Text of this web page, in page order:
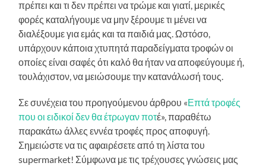
πρέπει και τι δεν πρέπει να τρώμε και γιατί, μερικές
φορές καταλήγουμε να μην ξέρουμε τι μένει να
διαλέξουμε για εμάς και τα παιδιά μας. Ωστόσο,
υπάρχουν κάποια χτυπητά παραδείγματα τροφών οι
οποίες είναι σαφές ότι καλό θα ήταν να αποφεύγουμε ή,
τουλάχιστον, να μειώσουμε την κατανάλωσή τους.
Σε συνέχεια του προηγούμενου άρθρου «Επτά τροφές
που οι ειδικοί δεν θα έτρωγαν ποτέ», παραθέτω
παρακάτω άλλες εννέα τροφές προς αποφυγή.
Σημειώστε να τις αφαιρέσετε από τη λίστα του
supermarket! Σύμφωνα με τις τρέχουσες γνώσεις μας